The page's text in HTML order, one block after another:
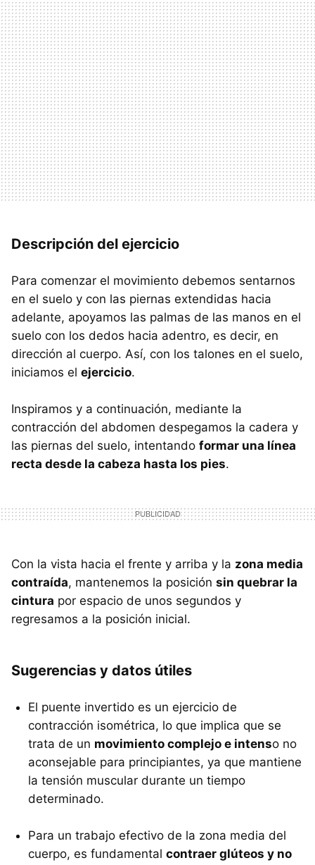
Descripción del ejercicio
Para comenzar el movimiento debemos sentarnos
en el suelo y con las piernas extendidas hacia
adelante, apoyamos las palmas de las manos en el
suelo con los dedos hacia adentro, es decir, en
dirección al cuerpo. Así, con los talones en el suelo,
iniciamos el ejercicio.
Inspiramos y a continuación, mediante la
contracción del abdomen despegamos la cadera y
las piernas del suelo, intentando formar una línea
recta desde la cabeza hasta los pies.
Con la vista hacia el frente y arriba y la zona media
contraída, mantenemos la posición sin quebrar la
cintura por espacio de unos segundos y
regresamos a la posición inicial.
Sugerencias y datos útiles
El puente invertido es un ejercicio de
contracción isométrica, lo que implica que se
trata de un movimiento complejo e intenso no
aconsejable para principiantes, ya que mantiene
la tensión muscular durante un tiempo
determinado.
Para un trabajo efectivo de la zona media del
cuerpo, es fundamental contraer glúteos y no